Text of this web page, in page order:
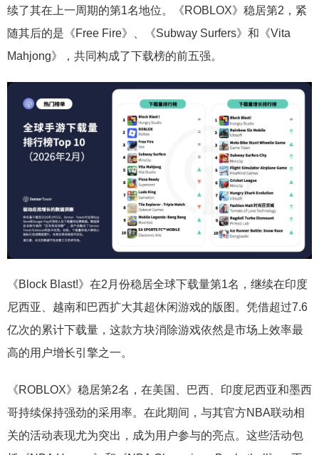
续了其在上一周期的第1名地位。《ROBLOX》稳居第2，紧
随其后的是《Free Fire》、《Subway Surfers》和《Vita
Mahjong》，共同构成了下载榜的前五强。
《Block Blast!》在2月份稳居全球下载量第1名，继续在印度
尼西亚、越南和巴西扩大其超休闲游戏的版图。凭借超过7.6
亿次的累计下载量，这款方块消除游戏依然是市场上效率最
高的用户增长引擎之一。
《ROBLOX》稳居第2名，在美国、巴西、印度尼西亚和墨西
哥持续保持强劲的采用率。在此期间，与其官方NBA联动相
关的活动表现尤为突出，成为用户参与的亮点。这些活动包